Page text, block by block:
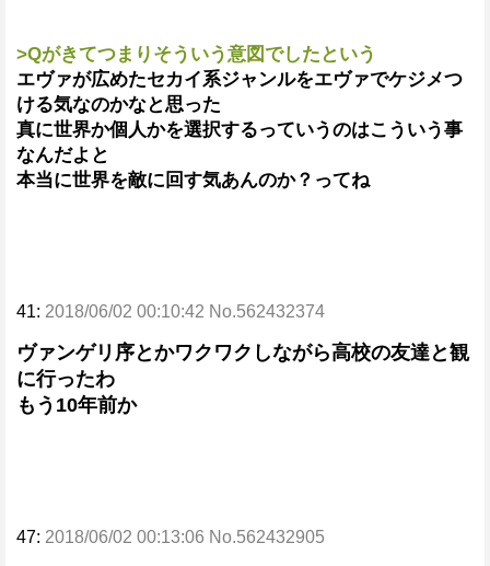
>Qがきてつまりそういう意図でしたという
エヴァが広めたセカイ系ジャンルをエヴァでケジメつ
ける気なのかなと思った
真に世界か個人かを選択するっていうのはこういう事
なんだよと
本当に世界を敵に回す気あんのか？ってね
41: 2018/06/02 00:10:42 No.562432374
ヴァンゲリ序とかワクワクしながら高校の友達と観
に行ったわ
もう10年前か
47: 2018/06/02 00:13:06 No.562432905